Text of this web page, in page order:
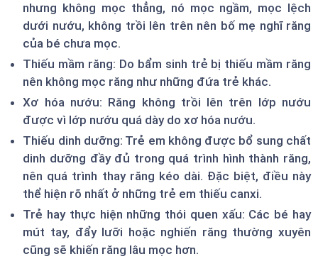
nhưng không mọc thẳng, nó mọc ngầm, mọc lệch
dưới nướu, không trồi lên trên nên bố mẹ nghĩ răng
của bé chưa mọc.
Thiếu mầm răng: Do bẩm sinh trẻ bị thiếu mầm răng
nên không mọc răng như những đứa trẻ khác.
Xơ hóa nướu: Răng không trồi lên trên lớp nướu
được vì lớp nướu quá dày do xơ hóa nướu.
Thiếu dinh dưỡng: Trẻ em không được bổ sung chất
dinh dưỡng đầy đủ trong quá trình hình thành răng,
nên quá trình thay răng kéo dài. Đặc biệt, điều này
thể hiện rõ nhất ở những trẻ em thiếu canxi.
Trẻ hay thực hiện những thói quen xấu: Các bé hay
mút tay, đẩy lưỡi hoặc nghiến răng thường xuyên
cũng sẽ khiến răng lâu mọc hơn.